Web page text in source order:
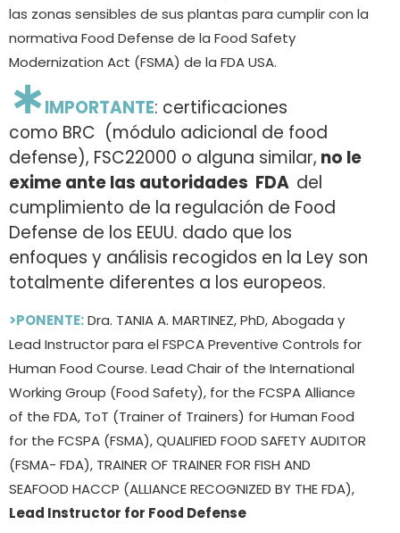
las zonas sensibles de sus plantas para cumplir con la
normativa Food Defense de la Food Safety
Modernization Act (FSMA) de la FDA USA.
∗IMPORTANTE: certificaciones
como BRC (módulo adicional de food
defense), FSC22000 o alguna similar, no le
exime ante las autoridades FDA del
cumplimiento de la regulación de Food
Defense de los EEUU. dado que los
enfoques y análisis recogidos en la Ley son
totalmente diferentes a los europeos.
>PONENTE:Dra. TANIA A. MARTINEZ, PhD, Abogada y
Lead Instructor para el FSPCA Preventive Controls for
Human Food Course. Lead Chair of the International
Working Group (Food Safety), for the FCSPA Alliance
of the FDA, ToT (Trainer of Trainers) for Human Food
for the FCSPA (FSMA), QUALIFIED FOOD SAFETY AUDITOR
(FSMA- FDA), TRAINER OF TRAINER FOR FISH AND
SEAFOOD HACCP (ALLIANCE RECOGNIZED BY THE FDA),
Lead Instructor for Food Defense